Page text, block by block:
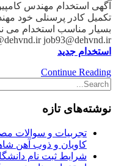
آگهی استخدام مهندس
بسیار مناسب استخدام می
job93@dehvnd.ir
استخدام جدید
Continue Reading
نوشته‌های تازه
تجربیات و سوالات
کاویان و ذوب آهن
شرایط ثبت نام دانشگاه